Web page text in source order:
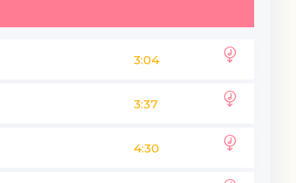
3:04
3:37
4:30